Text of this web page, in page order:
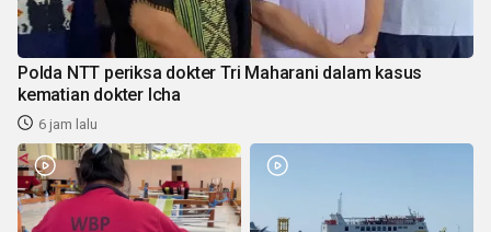
Polda NTT periksa dokter Tri Maharani dalam kasus
kematian dokter Icha
6 jam lalu